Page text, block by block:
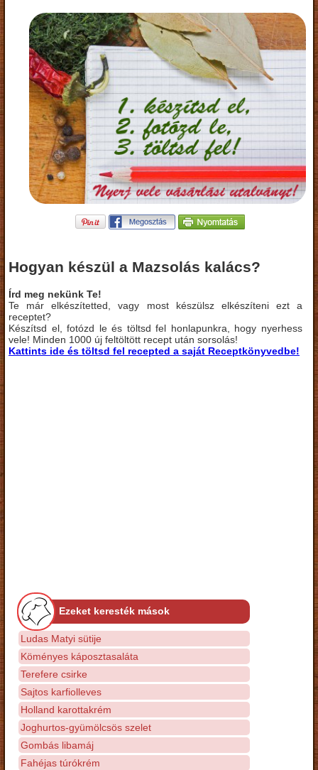
Hogyan készül a Mazsolás kalács?
Írd meg nekünk Te!
Te már elkészítetted, vagy most készülsz elkészíteni ezt a
receptet?
Készítsd el, fotózd le és töltsd fel honlapunkra, hogy nyerhess
vele! Minden 1000 új feltöltött recept után sorsolás!
Kattints ide és töltsd fel recepted a saját Receptkönyvedbe!
Ezeket keresték mások
Ludas Matyi sütije
Köményes káposztasaláta
Terefere csirke
Sajtos karfiolleves
Holland karottakrém
Joghurtos-gyümölcsös szelet
Gombás libamáj
Fahéjas túrókrém